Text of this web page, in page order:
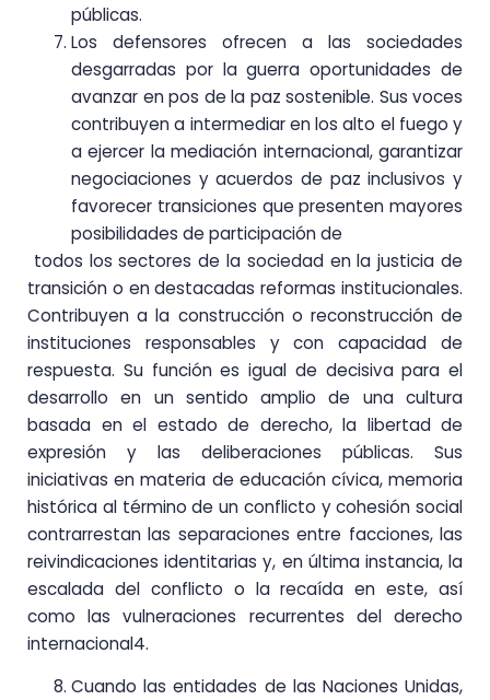
públicas.
Los defensores ofrecen a las sociedades
desgarradas por la guerra oportunidades de
avanzar en pos de la paz sostenible. Sus voces
contribuyen a intermediar en los alto el fuego y
a ejercer la mediación internacional, garantizar
negociaciones y acuerdos de paz inclusivos y
favorecer transiciones que presenten mayores
posibilidades de participación de
todos los sectores de la sociedad en la justicia de
transición o en destacadas reformas institucionales.
Contribuyen a la construcción o reconstrucción de
instituciones responsables y con capacidad de
respuesta. Su función es igual de decisiva para el
desarrollo en un sentido amplio de una cultura
basada en el estado de derecho, la libertad de
expresión y las deliberaciones públicas. Sus
iniciativas en materia de educación cívica, memoria
histórica al término de un conflicto y cohesión social
contrarrestan las separaciones entre facciones, las
reivindicaciones identitarias y, en última instancia, la
escalada del conflicto o la recaída en este, así
como las vulneraciones recurrentes del derecho
internacional4.
Cuando las entidades de las Naciones Unidas,